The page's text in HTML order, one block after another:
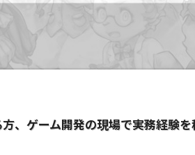
、ゲーム開発の現場で実務経験